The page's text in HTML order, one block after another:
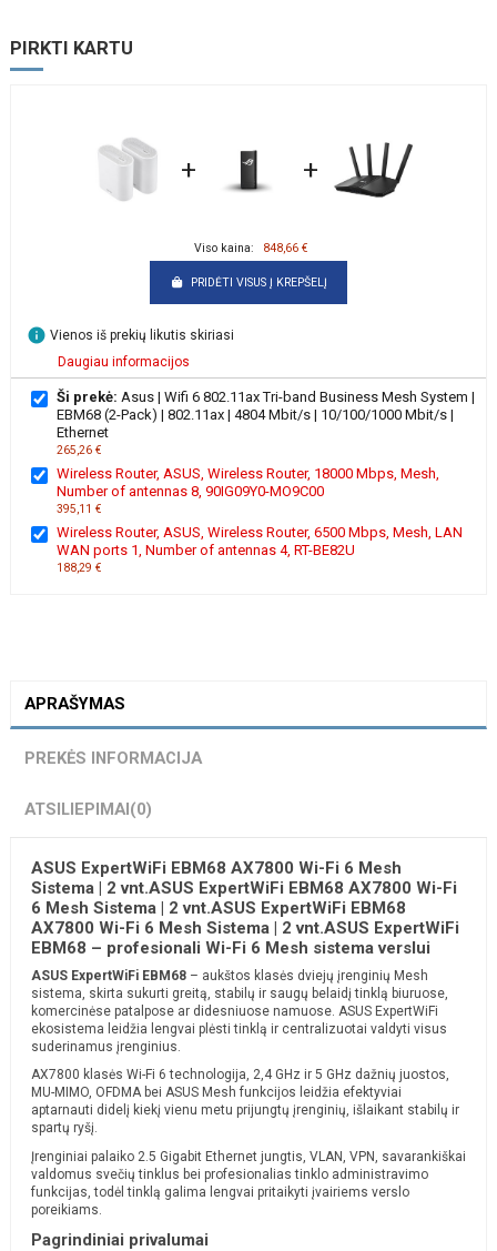
PIRKTI KARTU
+ +
Viso kaina: 848,66 €
PRIDĖTI VISUS Į KREPŠELĮ
info Vienos iš prekių likutis skiriasi
Daugiau informacijos
Ši prekė: Asus | Wifi 6 802.11ax Tri-band Business Mesh System |
EBM68 (2-Pack) | 802.11ax | 4804 Mbit/s | 10/100/1000 Mbit/s |
Ethernet
265,26 €
Wireless Router, ASUS, Wireless Router, 18000 Mbps, Mesh,
Number of antennas 8, 90IG09Y0-MO9C00
395,11 €
Wireless Router, ASUS, Wireless Router, 6500 Mbps, Mesh, LAN
WAN ports 1, Number of antennas 4, RT-BE82U
188,29 €
APRAŠYMAS
PREKĖS INFORMACIJA
ATSILIEPIMAI(0)
ASUS ExpertWiFi EBM68 AX7800 Wi-Fi 6 Mesh
Sistema | 2 vnt.ASUS ExpertWiFi EBM68 AX7800 Wi-Fi
6 Mesh Sistema | 2 vnt.ASUS ExpertWiFi EBM68
AX7800 Wi-Fi 6 Mesh Sistema | 2 vnt.ASUS ExpertWiFi
EBM68 – profesionali Wi-Fi 6 Mesh sistema verslui
ASUS ExpertWiFi EBM68 – aukštos klasės dviejų įrenginių Mesh
sistema, skirta sukurti greitą, stabilų ir saugų belaidį tinklą biuruose,
komercinėse patalpose ar didesniuose namuose. ASUS ExpertWiFi
ekosistema leidžia lengvai plėsti tinklą ir centralizuotai valdyti visus
suderinamus įrenginius.
AX7800 klasės Wi-Fi 6 technologija, 2,4 GHz ir 5 GHz dažnių juostos,
MU-MIMO, OFDMA bei ASUS Mesh funkcijos leidžia efektyviai
aptarnauti didelį kiekį vienu metu prijungtų įrenginių, išlaikant stabilų ir
spartų ryšį.
Įrenginiai palaiko 2.5 Gigabit Ethernet jungtis, VLAN, VPN, savarankiškai
valdomus svečių tinklus bei profesionalias tinklo administravimo
funkcijas, todėl tinklą galima lengvai pritaikyti įvairiems verslo
poreikiams.
Pagrindiniai privalumai